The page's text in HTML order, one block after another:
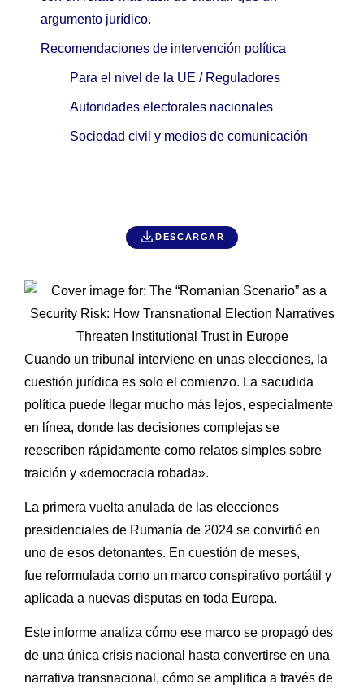
argumento jurídico.
Recomendaciones de intervención política
Para el nivel de la UE / Reguladores
Autoridades electorales nacionales
Sociedad civil y medios de comunicación
DESCARGAR
Cuando un tribunal interviene en unas elecciones, la
cuestión jurídica es solo el comienzo. La sacudida
política puede llegar mucho más lejos, especialmente
en línea, donde las decisiones complejas se
reescriben rápidamente como relatos simples sobre
traición y «democracia robada».
La primera vuelta anulada de las elecciones
presidenciales de Rumanía de 2024 se convirtió en
uno de esos detonantes. En cuestión de meses,
fue reformulada como un marco conspirativo portátil y
aplicada a nuevas disputas en toda Europa.
Este informe analiza cómo ese marco se propagó des
de una única crisis nacional hasta convertirse en una
narrativa transnacional, cómo se amplifica a través de